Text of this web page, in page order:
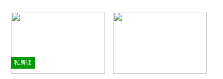
私房课